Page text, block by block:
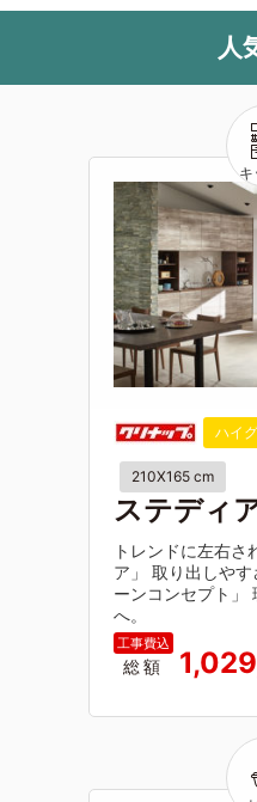
人
ハイ
210X165 cm
ステディ
トレンドに左右さ
ア」 取り出しや
ーンコンセプト」
へ。
総額